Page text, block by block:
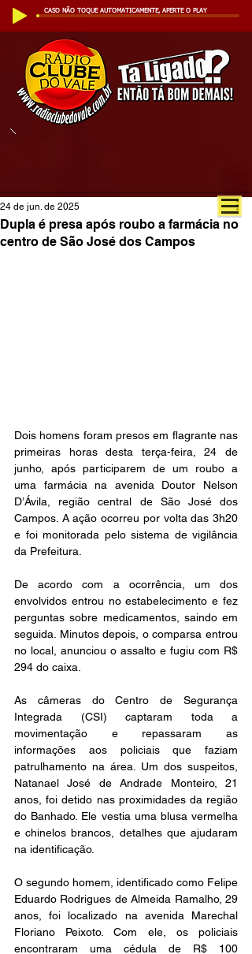
CASO NÃO TOQUE AUTOMATICAMENTE, APERTE O PLAY
Dupla é presa após roubo a farmácia no
centro de São José dos Campos
24 de jun. de 2025
Dois homens foram presos em flagrante nas
primeiras horas desta terça-feira, 24 de
junho, após participarem de um roubo a
uma farmácia na avenida Doutor Nelson
D’Ávila, região central de São José dos
Campos. A ação ocorreu por volta das 3h20
e foi monitorada pelo sistema de vigilância
da Prefeitura.
De acordo com a ocorrência, um dos
envolvidos entrou no estabelecimento e fez
perguntas sobre medicamentos, saindo em
seguida. Minutos depois, o comparsa entrou
no local, anunciou o assalto e fugiu com R$
294 do caixa.
As câmeras do Centro de Segurança
Integrada (CSI) captaram toda a
movimentação e repassaram as
informações aos policiais que faziam
patrulhamento na área. Um dos suspeitos,
Natanael José de Andrade Monteiro, 21
anos, foi detido nas proximidades da região
do Banhado. Ele vestia uma blusa vermelha
e chinelos brancos, detalhes que ajudaram
na identificação.
O segundo homem, identificado como Felipe
Eduardo Rodrigues de Almeida Ramalho, 29
anos, foi localizado na avenida Marechal
Floriano Peixoto. Com ele, os policiais
encontraram uma cédula de R$ 100